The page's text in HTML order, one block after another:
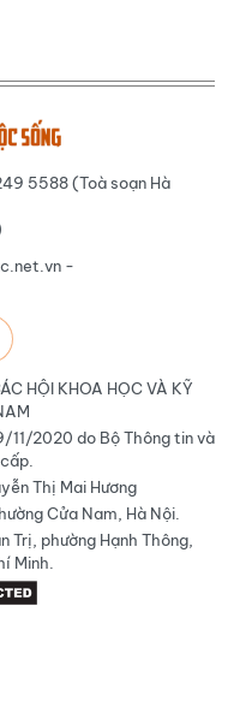
5588 (Toà soạn Hà
-
HỘI KHOA HỌC VÀ KỸ
11/2020 do Bộ Thông tin và
Thị Mai Hương
Cửa Nam, Hà Nội.
Trị, phường Hạnh Thông,
Minh.